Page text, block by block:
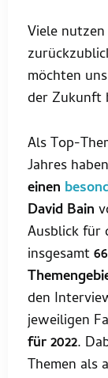
Viele nutzen
möchten
der Zukunft
Als Top-
Jahres
einen
David Bain
Ausblick für
insgesamt
den
jeweiligen
für 2022.
Themen als